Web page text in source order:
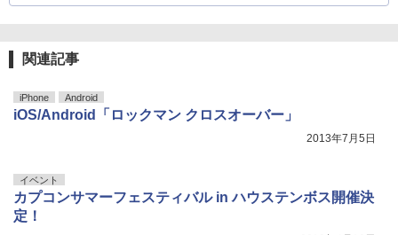
関連記事
iPhone Android
iOS/Android「ロックマン クロスオーバー」
2013年7月5日
イベント
カプコンサマーフェスティバル in ハウステンボス開催決
定！